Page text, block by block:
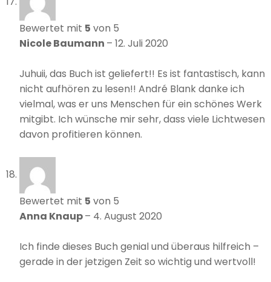
Bewertet mit 5 von 5
Nicole Baumann – 12. Juli 2020
Juhuii, das Buch ist geliefert!! Es ist fantastisch, kann
nicht aufhören zu lesen!! André Blank danke ich
vielmal, was er uns Menschen für ein schönes Werk
mitgibt. Ich wünsche mir sehr, dass viele Lichtwesen
davon profitieren können.
Bewertet mit 5 von 5
Anna Knaup– 4. August 2020
Ich finde dieses Buch genial und überaus hilfreich –
gerade in der jetzigen Zeit so wichtig und wertvoll!